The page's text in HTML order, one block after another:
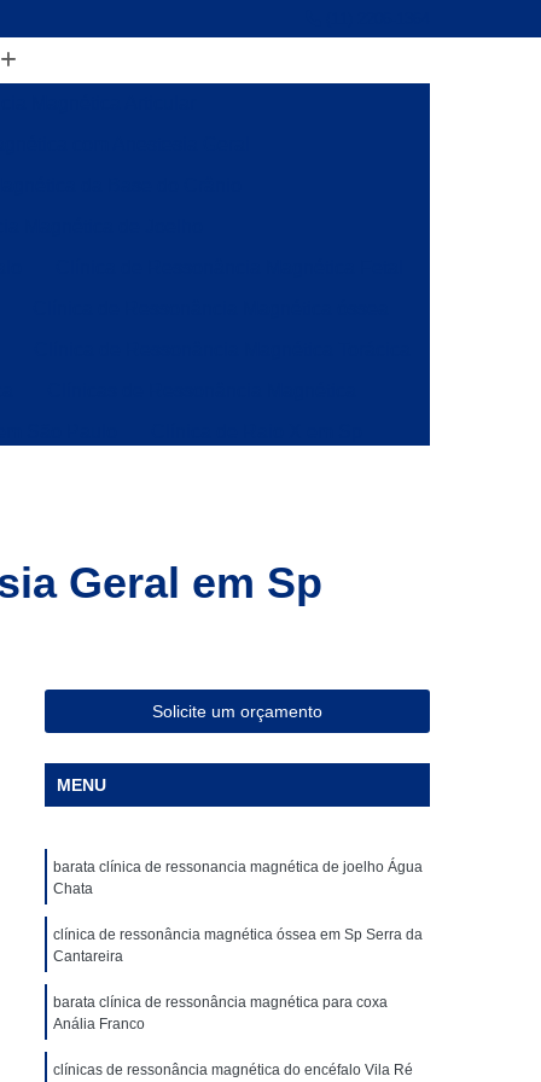
em São Paulo
Clínica para Angiotomografia
para Fazer Tomografia Computadorizada
Clínica para Tomografia de Articulações
Clínica Particular para Fazer Tomografia
Clínica de Exames de Imagem
para Exame de Tomografia do Tórax
Tomografia Abdominal
Geral em Sp
Solicite um orçamento
MENU
barata clínica de ressonancia magnética de joelho Água
Chata
clínica de ressonância magnética óssea em Sp Serra da
Cantareira
barata clínica de ressonância magnética para coxa
Anália Franco
clínicas de ressonância magnética do encéfalo Vila Ré